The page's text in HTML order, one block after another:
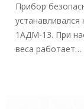
Прибор
1АДМ-13. При
веса работает…